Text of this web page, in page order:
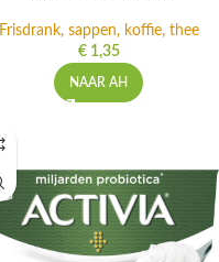
Frisdrank, sappen, koffie, thee
€1,35
NAAR AH